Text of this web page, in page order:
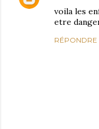
voila les
etre
RÉPONDRE